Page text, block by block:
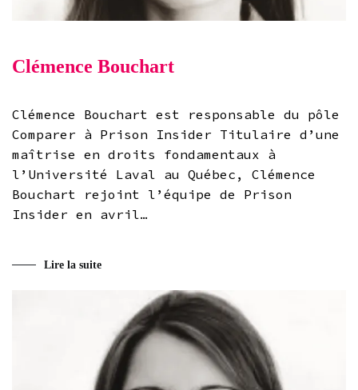
Clémence Bouchart
Clémence Bouchart est responsable du pôle
Comparer à Prison Insider Titulaire d’une
maîtrise en droits fondamentaux à
l’Université Laval au Québec, Clémence
Bouchart rejoint l’équipe de Prison
Insider en avril…
Lire la suite